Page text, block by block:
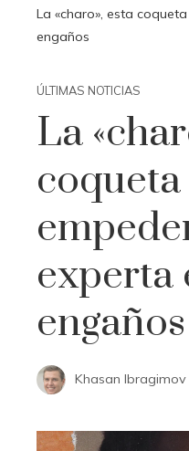
La «charo», esta
engaños
ÚLTIMAS NOTICIAS
La
coqueta
experta
engaños
Khasan Ibragimov